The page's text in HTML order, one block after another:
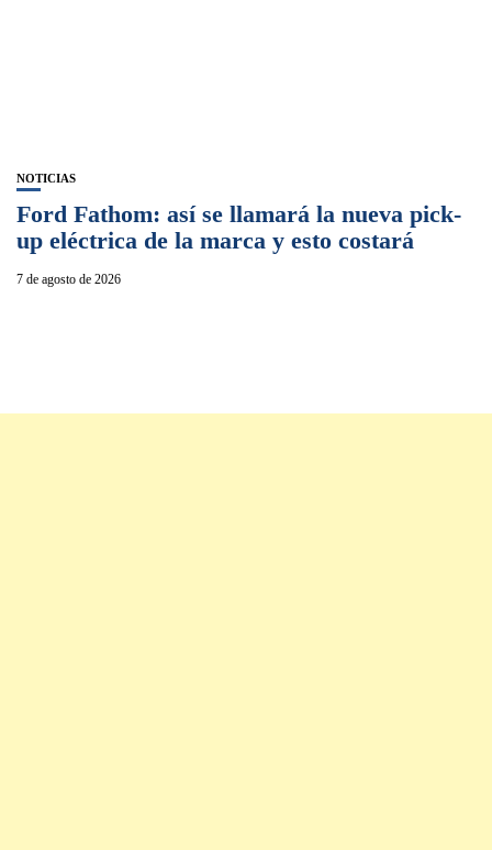
NOTICIAS
Ford Fathom: así se llamará la nueva pick-
up eléctrica de la marca y esto costará
7 de agosto de 2026